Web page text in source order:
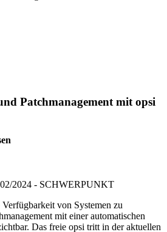
Patchmanagement mit opsi
02/2024 - SCHWERPUNKT
von Systemen zu
mit einer automatischen
Das freie opsi tritt in der aktuellen